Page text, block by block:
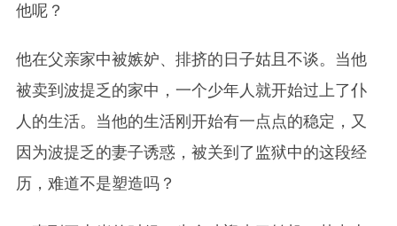
他呢？
他在父亲家中被嫉妒、排挤的日子姑且不谈。当他
被卖到波提乏的家中，一个少年人就开始过上了仆
人的生活。当他的生活刚开始有一点点的稳定，又
因为波提乏的妻子诱惑，被关到了监狱中的这段经
历，难道不是塑造吗？